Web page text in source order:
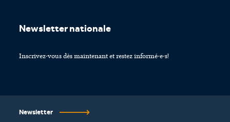
Newsletter nationale
Inscrivez-vous dès maintenant et restez informé-e-s!
Newsletter